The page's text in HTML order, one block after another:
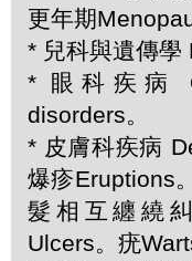
更年期
* 兒科與遺傳
* 眼科疾病
disorders。
* 皮膚科疾病
爆疹Eruptions
髮相互纏繞
Ulcers。疣